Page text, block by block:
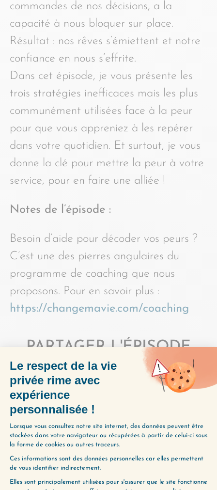
commandes de nos décisions, a la
capacité à nous bloquer sur place.
Résultat : nos rêves s’émiettent et notre
confiance en nous s’effrite.
Dans cet épisode, je vous présente les
trois stratégies inefficaces mais les plus
communément utilisées face à la peur
pour que vous appreniez à les repérer
dans votre quotidien. Et surtout, je vous
donne la clé pour mettre la peur à votre
service, pour en faire une alliée !
Notes de l’épisode :
Besoin d’aide pour décoder vos peurs ?
C’est une des pierres angulaires du
programme de coaching que nous
proposons. Pour en savoir plus :
https://changemavie.com/coaching
PARTAGER L'ÉPISODE
(224) CLARTÉ EXPRESS
(226) L’AMOUR : QUESTIONS-RÉPONSES